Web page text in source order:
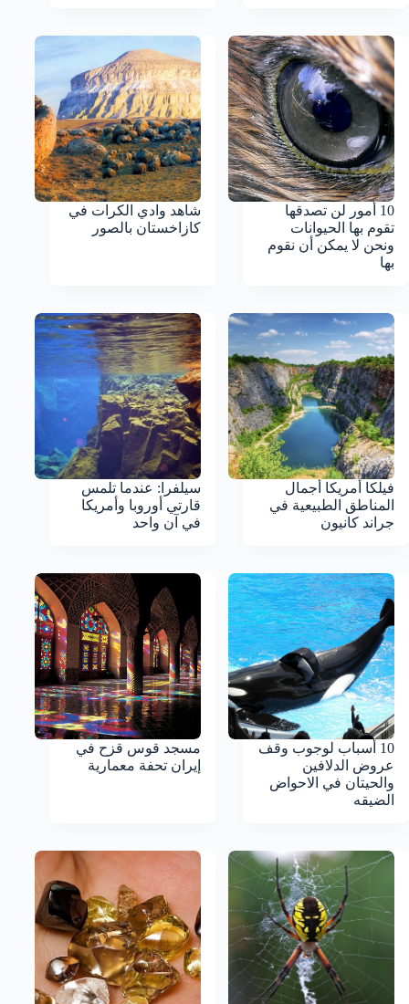
10 أمور لن تصدقها
تقوم بها الحيوانات
ونحن لا يمكن أن نقوم
بها
شاهد وادي الكرات في
كازاخستان بالصور
فيلكا أمريكا أجمال
المناطق الطبيعية في
جراند كانيون
سيلفرا: عندما تلمس
قارتي أوروبا وأمريكا
في آن واحد
10 أسباب لوجوب وقف
عروض الدلافين
والحيتان في الاحواض
الضيقه
مسجد قوس قزح في
إيران تحفة معمارية